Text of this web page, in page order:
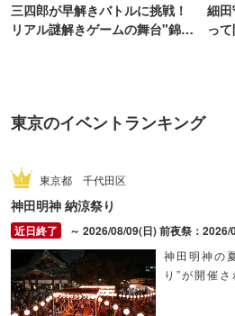
三四郎が早解きバトルに挑戦！
リアル謎解きゲームの舞台"錦糸
細
っ
東京のイベントランキング
東京都 千代田区
神田明神 納涼祭り
～ 2026/08/09(日) 前夜祭：2026/08/06(木) 神田明
神田明神の
り”が開催さ